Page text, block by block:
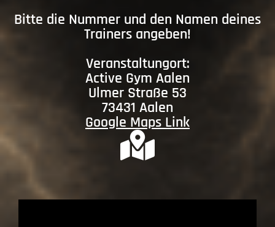
Bitte die Nummer und den Namen deines
Trainers angeben!
Veranstaltungort:
Active Gym Aalen
Ulmer Straße 53
73431 Aalen
Google Maps Link